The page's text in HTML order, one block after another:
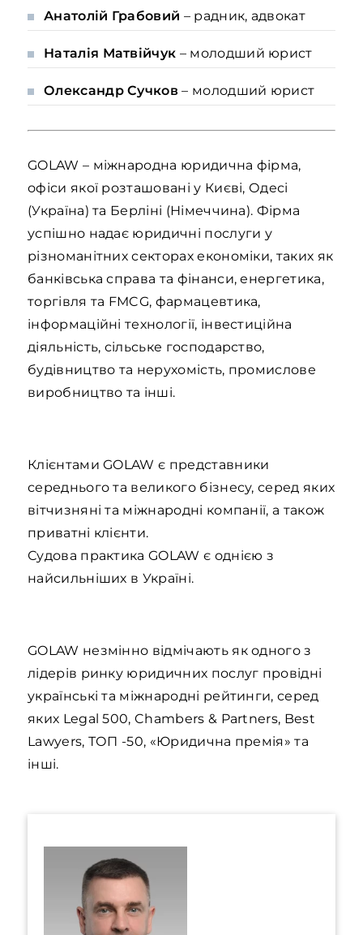
Анатолій Грабовий – радник, адвокат
Наталія Матвійчук – молодший юрист
Олександр Сучков – молодший юрист
GOLAW – міжнародна юридична фірма,
офіси якої розташовані у Києві, Одесі
(Україна) та Берліні (Німеччина). Фірма
успішно надає юридичні послуги у
різноманітних секторах економіки, таких як
банківська справа та фінанси, енергетика,
торгівля та FMCG, фармацевтика,
інформаційні технології, інвестиційна
діяльність, сільське господарство,
будівництво та нерухомість, промислове
виробництво та інші.
Клієнтами GOLAW є представники
середнього та великого бізнесу, серед яких
вітчизняні та міжнародні компанії, а також
приватні клієнти.
Судова практика GOLAW є однією з
найсильніших в Україні.
GOLAW незмінно відмічають як одного з
лідерів ринку юридичних послуг провідні
українські та міжнародні рейтинги, серед
яких Legal 500, Chambers & Partners, Best
Lawyers, ТОП -50, «Юридична премія» та
інші.